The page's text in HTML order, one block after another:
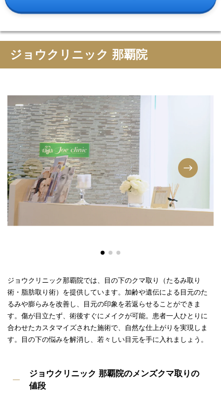
ジョウクリニック 那覇院
ジョウクリニック那覇院では、目の下のクマ取り（たるみ取り
術・脂肪取り術）を提供しています。加齢や遺伝による目元のた
るみや膨らみを改善し、目元の印象を若返らせることができま
す。傷が目立たず、術後すぐにメイクが可能。患者一人ひとりに
合わせたカスタマイズされた施術で、自然な仕上がりを実現しま
す。目の下の悩みを解消し、若々しい目元を手に入れましょう。
ジョウクリニック 那覇院のメンズクマ取りの
値段